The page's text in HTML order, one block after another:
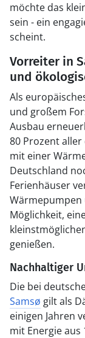
möchte das
sein - ein
scheint.
Vorreiter in
und
Als
und großem
Ausbau
80 Prozent
mit einer
Deutschland
Ferienhäuser
Wärmepumpen
Möglichkeit,
genießen.
Nachhaltiger
Die bei
Samsø gilt als
einigen Jahren
mit Energie